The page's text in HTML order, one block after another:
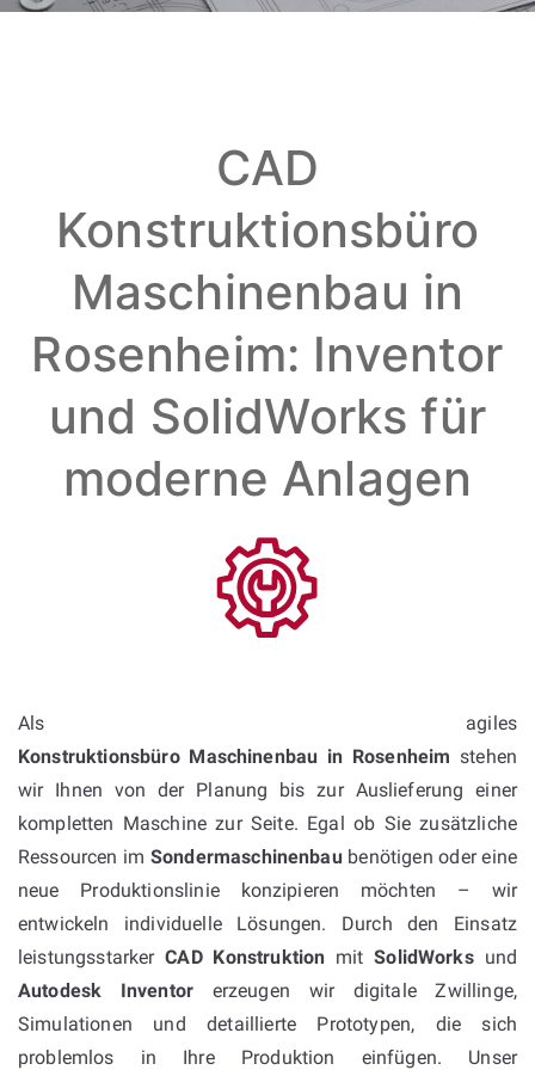
CAD
Konstruktionsbüro
Maschinenbau in
Rosenheim: Inventor
und SolidWorks für
moderne Anlagen
Als agiles
Konstruktionsbüro Maschinenbau in Rosenheim stehen
wir Ihnen von der Planung bis zur Auslieferung einer
kompletten Maschine zur Seite. Egal ob Sie zusätzliche
Ressourcen im Sondermaschinenbaubenötigen oder eine
neue Produktionslinie konzipieren möchten – wir
entwickeln individuelle Lösungen. Durch den Einsatz
leistungsstarkerCAD Konstruktion mitSolidWorksund
Autodesk Inventor erzeugen wir digitale Zwillinge,
Simulationen und detaillierte Prototypen, die sich
problemlos in Ihre Produktion einfügen. Unser